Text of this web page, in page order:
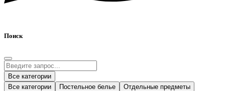
Поиск
Все категории
Все категории
Постельное белье
Отдельные предметы